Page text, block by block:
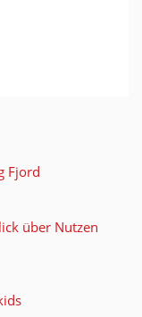
Fjord
über Nutzen